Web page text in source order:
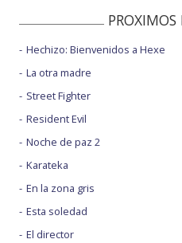
PROXIMOS
Hechizo: Bienvenidos a Hexe
La otra madre
Street Fighter
Resident Evil
Noche de paz 2
Karateka
En la zona gris
Esta soledad
El director